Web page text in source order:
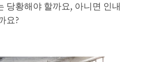
당황해야 할까요, 아니면 인내
요?